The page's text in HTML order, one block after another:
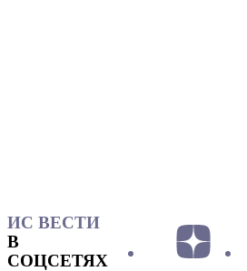
ИС ВЕСТИ
В
СОЦСЕТЯХ